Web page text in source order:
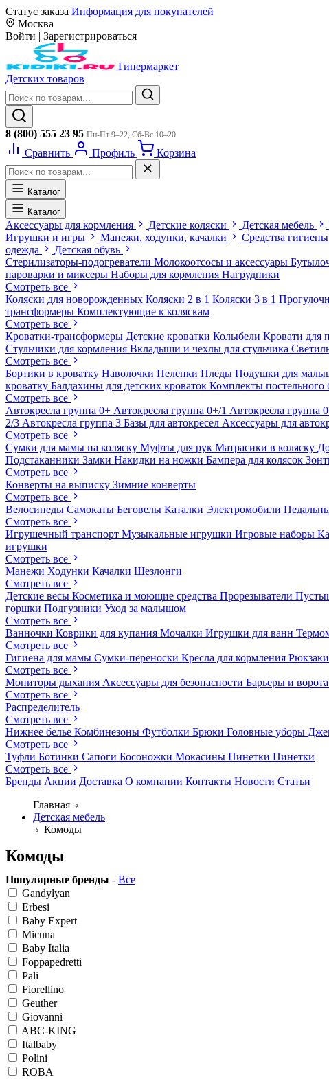
Статус заказа Информация для покупателей
Москва
Войти | Зарегистрироваться
Гипермаркет
Детских товаров
8 (800) 555 23 95 Пн-Пт 9–22, Сб-Вс 10–20
Сравнить Профиль Корзина
Каталог
Каталог
Аксессуары для кормления Детские коляски Детская мебель
Игрушки и игры
Манежи, ходунки, качалки Средства
одежда
Детская обувь
Стерилизаторы-подогреватели Молокоотсосы и аксессуары
пароварки и миксеры Наборы для кормления Нагрудники
Смотреть все
Коляски для новорожденных Коляски 2 в 1 Коляски 3 в 1
трансформеры Комплектующие к коляскам
Смотреть все
Кроватки-трансформеры Детские кроватки Колыбели Кровати для
Стульчики для кормления Вкладыши и чехлы для стульчика
Смотреть все
Бортики в кроватку Наволочки Пеленки Пледы Подушки для
кроватку Балдахины для детских кроваток Комплекты постельного
Смотреть все
Автокресла группа 0+ Автокресла группа 0+/1 Автокресла группа
2/3 Автокресла группа 3 Базы для автокресел Аксессуары для
Смотреть все
Сумки для мамы на коляску Муфты для рук Матрасики в коляску
Подстаканники Замки Накидки на ножки Бампера для колясок
Смотреть все
Конверты на выписку Зимние конверты
Смотреть все
Велосипеды Самокаты Беговелы Каталки Электромобили
Смотреть все
Игрушечный транспорт Музыкальные игрушки Игровые наборы
игрушки
Смотреть все
Манежи Ходунки Качалки Шезлонги
Смотреть все
Детские весы Косметика и моющие средства Прорезыватели
горшки Подгузники Уход за малышом
Смотреть все
Ванночки Коврики для купания Мочалки Игрушки для ванн
Смотреть все
Гигиена для мамы Сумки-переноски Кресла для кормления
Смотреть все
Мониторы дыхания Аксессуары для безопасности Барьеры и ворота
Смотреть все
Распределитель
Смотреть все
Нижнее белье Комбинезоны Футболки Брюки Головные уборы
Смотреть все
Туфли Ботинки Сапоги Босоножки Мокасины Пинетки Пинетки
Смотреть все
Бренды Акции Доставка О компании Контакты Новости Статьи
Главная
Детская мебель
Комоды
Комоды
Популярные бренды - Все
Gandylyan
Erbesi
Baby Expert
Micuna
Baby Italia
Foppapedretti
Pali
Fiorellino
Geuther
Giovanni
ABC-KING
Italbaby
Polini
ROBA